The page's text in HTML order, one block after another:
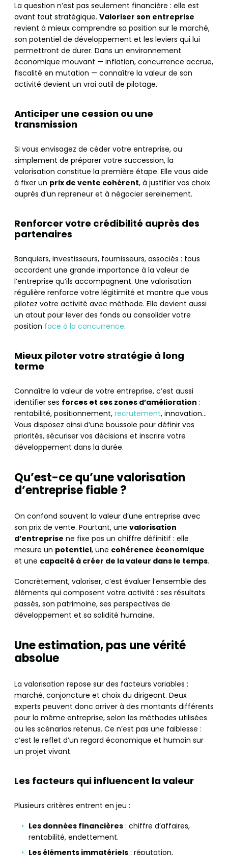
La question n’est pas seulement financière : elle est
avant tout stratégique. Valoriser son entreprise
revient à mieux comprendre sa position sur le marché,
son potentiel de développement et les leviers qui lui
permettront de durer. Dans un environnement
économique mouvant — inflation, concurrence accrue,
fiscalité en mutation — connaître la valeur de son
activité devient un vrai outil de pilotage.
Anticiper une cession ou une
transmission
Si vous envisagez de céder votre entreprise, ou
simplement de préparer votre succession, la
valorisation constitue la première étape. Elle vous aide
à fixer un prix de vente cohérent, à justifier vos choix
auprès d’un repreneur et à négocier sereinement.
Renforcer votre crédibilité auprès des
partenaires
Banquiers, investisseurs, fournisseurs, associés : tous
accordent une grande importance à la valeur de
l’entreprise qu’ils accompagnent. Une valorisation
régulière renforce votre légitimité et montre que vous
pilotez votre activité avec méthode. Elle devient aussi
un atout pour lever des fonds ou consolider votre
position face à la concurrence.
Mieux piloter votre stratégie à long
terme
Connaître la valeur de votre entreprise, c’est aussi
identifier ses forces et ses zones d’amélioration :
rentabilité, positionnement, recrutement, innovation…
Vous disposez ainsi d’une boussole pour définir vos
priorités, sécuriser vos décisions et inscrire votre
développement dans la durée.
Qu’est-ce qu’une valorisation
d’entreprise fiable ?
On confond souvent la valeur d’une entreprise avec
son prix de vente. Pourtant, une valorisation
d’entreprise ne fixe pas un chiffre définitif : elle
mesure un potentiel, une cohérence économique
et une capacité à créer de la valeur dans le temps.
Concrètement, valoriser, c’est évaluer l’ensemble des
éléments qui composent votre activité : ses résultats
passés, son patrimoine, ses perspectives de
développement et sa solidité humaine.
Une estimation, pas une vérité
absolue
La valorisation repose sur des facteurs variables :
marché, conjoncture et choix du dirigeant. Deux
experts peuvent donc arriver à des montants différents
pour la même entreprise, selon les méthodes utilisées
ou les scénarios retenus. Ce n’est pas une faiblesse :
c’est le reflet d’un regard économique et humain sur
un projet vivant.
Les facteurs qui influencent la valeur
Plusieurs critères entrent en jeu :
Les données financières : chiffre d’affaires,
rentabilité, endettement.
Les éléments immatériels : réputation,